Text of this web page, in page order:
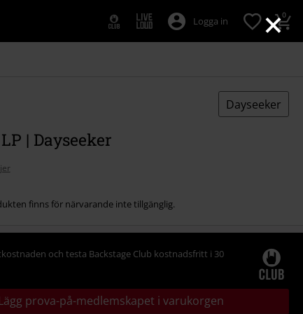
×
Logga in 0
Dayseeker
| Dayseeker
finns för närvarande inte tillgänglig.
och testa Backstage Club kostnadsfritt i 30
prova-på-medlemskapet i varukorgen